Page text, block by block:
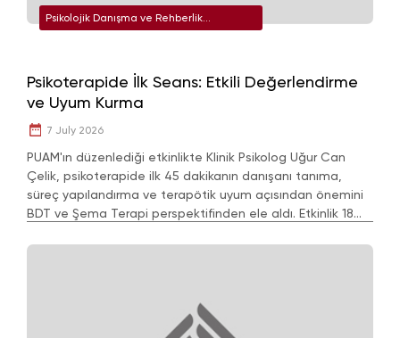
Psikolojik Danışma ve Rehberlik
Psikoterapide İlk Seans: Etkili Değerlendirme
ve Uyum Kurma
7 July 2026
PUAM'ın düzenlediği etkinlikte Klinik Psikolog Uğur Can
Çelik, psikoterapide ilk 45 dakikanın danışanı tanıma,
süreç yapılandırma ve terapötik uyum açısından önemini
BDT ve Şema Terapi perspektifinden ele aldı. Etkinlik 18